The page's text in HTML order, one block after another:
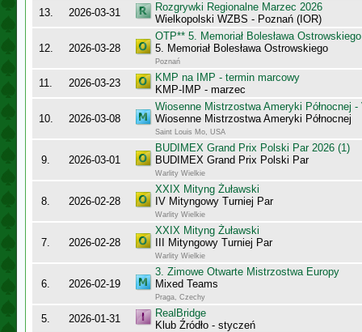
13. 2026-03-31
Rozgrywki Regionalne Marzec 2026
Wielkopolski WZBS - Poznań (IOR)
12. 2026-03-28
OTP** 5. Memoriał Bolesława Ostrowskiego
5. Memoriał Bolesława Ostrowskiego
Poznań
11. 2026-03-23
KMP na IMP - termin marcowy
KMP-IMP - marzec
10. 2026-03-08
Wiosenne Mistrzostwa Ameryki Północnej -
Wiosenne Mistrzostwa Ameryki Północnej
Saint Louis Mo, USA
9. 2026-03-01
BUDIMEX Grand Prix Polski Par 2026 (1)
BUDIMEX Grand Prix Polski Par
Warlity Wielkie
8. 2026-02-28
XXIX Mityng Żuławski
IV Mityngowy Turniej Par
Warlity Wielkie
7. 2026-02-28
XXIX Mityng Żuławski
III Mityngowy Turniej Par
Warlity Wielkie
6. 2026-02-19
3. Zimowe Otwarte Mistrzostwa Europy
Mixed Teams
Praga, Czechy
5. 2026-01-31
RealBridge
Klub Źródło - styczeń